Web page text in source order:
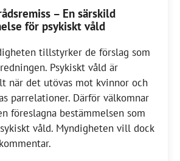
– En särskild
för psykiskt våld
tillstyrker de förslag som
Psykiskt våld är
när det utövas mot kvinnor och
parrelationer. Därför välkomnar
föreslagna bestämmelsen som
våld. Myndigheten vill dock